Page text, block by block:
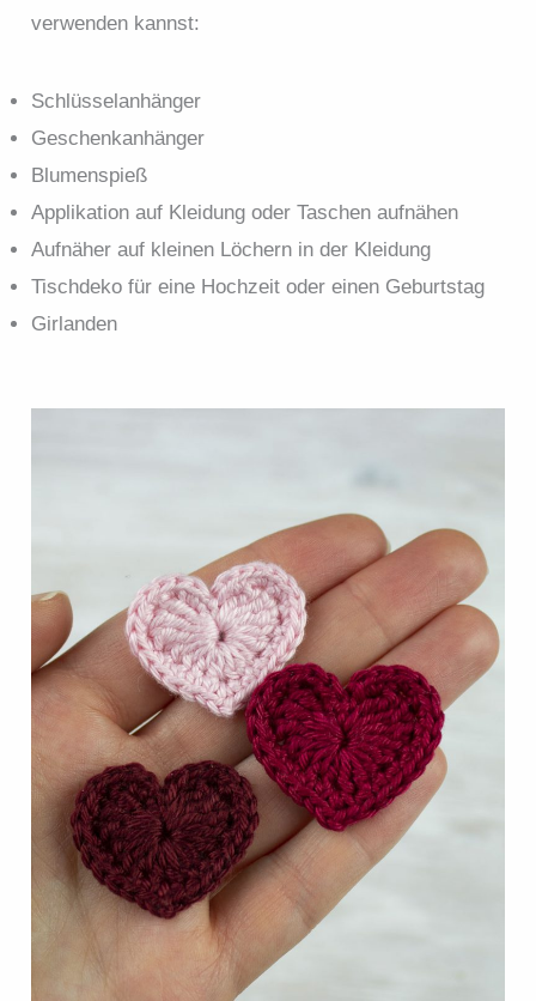
verwenden kannst:
Schlüsselanhänger
Geschenkanhänger
Blumenspieß
Applikation auf Kleidung oder Taschen aufnähen
Aufnäher auf kleinen Löchern in der Kleidung
Tischdeko für eine Hochzeit oder einen Geburtstag
Girlanden